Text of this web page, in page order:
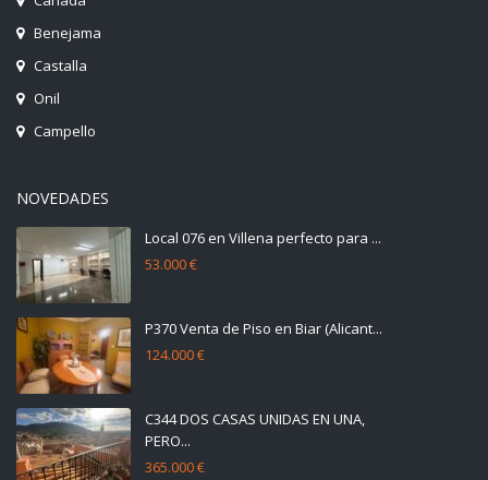
Benejama
Castalla
Onil
Campello
NOVEDADES
Local 076 en Villena perfecto para ...
53.000 €
P370 Venta de Piso en Biar (Alicant...
124.000 €
C344 DOS CASAS UNIDAS EN UNA,
PERO...
365.000 €